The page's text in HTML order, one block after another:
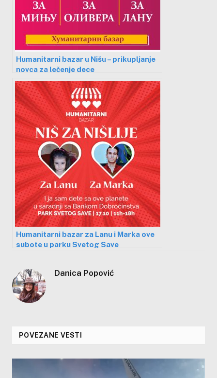
Humanitarni bazar u Nišu – prikupljanje
novca za lečenje dece
Humanitarni bazar za Lanu i Marka ove
subote u parku Svetog Save
Danica Popović
POVEZANE VESTI